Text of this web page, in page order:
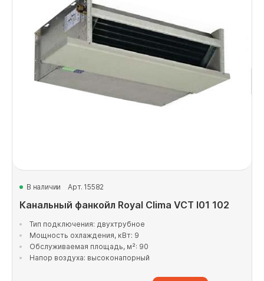
В наличии Арт. 15582
Канальный фанкойл Royal Clima VCT I01 102
Тип подключения: двухтрубное
Мощность охлаждения, кВт: 9
Обслуживаемая площадь, м²: 90
Напор воздуха: высоконапорный